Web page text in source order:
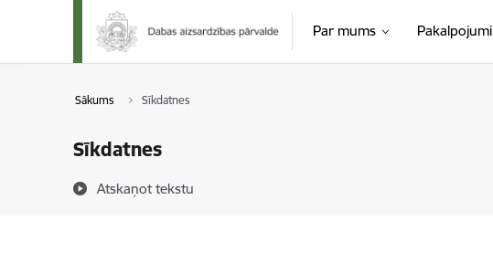
Pāriet uz lapas saturu
Par mums Pakalpojumi
Sākums Sīkdatnes
Sīkdatnes
Atskaņot tekstu